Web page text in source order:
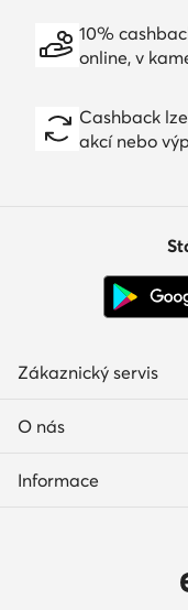
10%
online, v
Cashback
akcí nebo
Zákaznický servis
O nás
Informace